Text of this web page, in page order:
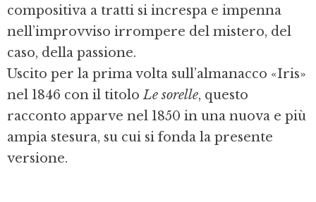
compositiva a tratti si increspa e impenna
nell’improvviso irrompere del mistero, del
caso, della passione.
Uscito per la prima volta sull’almanacco «Iris»
nel 1846 con il titoloLe sorelle, questo
racconto apparve nel 1850 in una nuova e più
ampia stesura, su cui si fonda la presente
versione.